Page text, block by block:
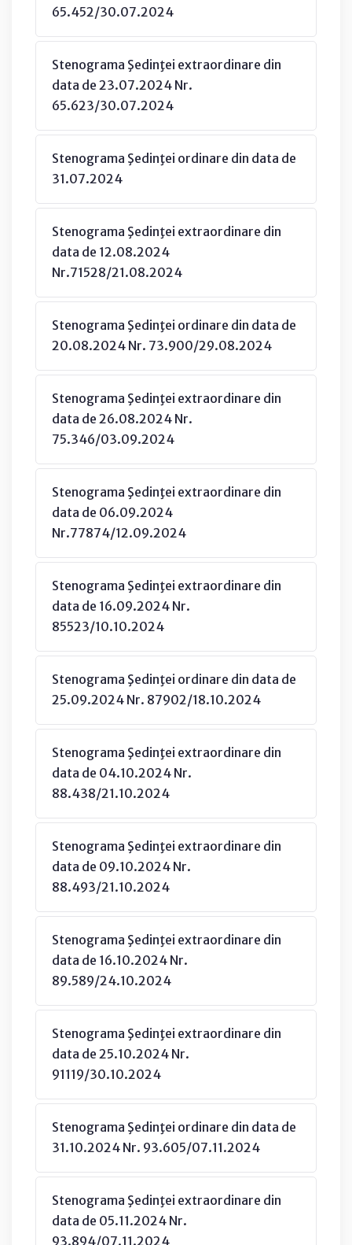
65.452/30.07.2024
Stenograma Şedinţei extraordinare din
data de 23.07.2024 Nr.
65.623/30.07.2024
Stenograma Şedinţei ordinare din data de
31.07.2024
Stenograma Şedinţei extraordinare din
data de 12.08.2024
Nr.71528/21.08.2024
Stenograma Şedinţei ordinare din data de
20.08.2024 Nr. 73.900/29.08.2024
Stenograma Şedinţei extraordinare din
data de 26.08.2024 Nr.
75.346/03.09.2024
Stenograma Şedinţei extraordinare din
data de 06.09.2024
Nr.77874/12.09.2024
Stenograma Şedinţei extraordinare din
data de 16.09.2024 Nr.
85523/10.10.2024
Stenograma Şedinţei ordinare din data de
25.09.2024 Nr. 87902/18.10.2024
Stenograma Şedinţei extraordinare din
data de 04.10.2024 Nr.
88.438/21.10.2024
Stenograma Şedinţei extraordinare din
data de 09.10.2024 Nr.
88.493/21.10.2024
Stenograma Şedinţei extraordinare din
data de 16.10.2024 Nr.
89.589/24.10.2024
Stenograma Şedinţei extraordinare din
data de 25.10.2024 Nr.
91119/30.10.2024
Stenograma Şedinţei ordinare din data de
31.10.2024 Nr. 93.605/07.11.2024
Stenograma Şedinţei extraordinare din
data de 05.11.2024 Nr.
93.894/07.11.2024